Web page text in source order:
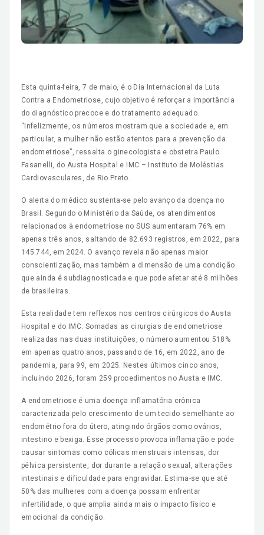
Esta quinta-feira, 7 de maio, é o Dia Internacional da Luta
Contra a Endometriose, cujo objetivo é reforçar a importância
do diagnóstico precoce e do tratamento adequado.
“Infelizmente, os números mostram que a sociedade e, em
particular, a mulher não estão atentos para a prevenção da
endometriose”, ressalta o ginecologista e obstetra Paulo
Fasanelli, do Austa Hospital e IMC – Instituto de Moléstias
Cardiovasculares, de Rio Preto.
O alerta do médico sustenta-se pelo avanço da doença no
Brasil. Segundo o Ministério da Saúde, os atendimentos
relacionados à endometriose no SUS aumentaram 76% em
apenas três anos, saltando de 82.693 registros, em 2022, para
145.744, em 2024. O avanço revela não apenas maior
conscientização, mas também a dimensão de uma condição
que ainda é subdiagnosticada e que pode afetar até 8 milhões
de brasileiras.
Esta realidade tem reflexos nos centros cirúrgicos do Austa
Hospital e do IMC. Somadas as cirurgias de endometriose
realizadas nas duas instituições, o número aumentou 518%
em apenas quatro anos, passando de 16, em 2022, ano de
pandemia, para 99, em 2025. Nestes últimos cinco anos,
incluindo 2026, foram 259 procedimentos no Austa e IMC.
A endometriose é uma doença inflamatória crônica
caracterizada pelo crescimento de um tecido semelhante ao
endométrio fora do útero, atingindo órgãos como ovários,
intestino e bexiga. Esse processo provoca inflamação e pode
causar sintomas como cólicas menstruais intensas, dor
pélvica persistente, dor durante a relação sexual, alterações
intestinais e dificuldade para engravidar. Estima-se que até
50% das mulheres com a doença possam enfrentar
infertilidade, o que amplia ainda mais o impacto físico e
emocional da condição.